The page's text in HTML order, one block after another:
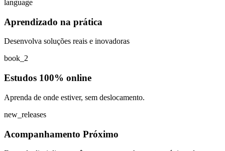
language
Aprendizado na prática
Desenvolva soluções reais e inovadoras
book_2
Estudos 100% online
Aprenda de onde estiver, sem deslocamento.
new_releases
Acompanhamento Próximo